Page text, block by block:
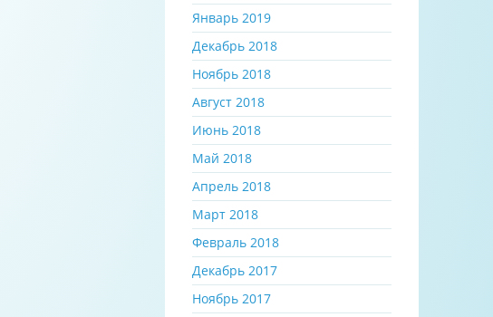
Январь 2019
Декабрь 2018
Ноябрь 2018
Август 2018
Июнь 2018
Май 2018
Апрель 2018
Март 2018
Февраль 2018
Декабрь 2017
Ноябрь 2017